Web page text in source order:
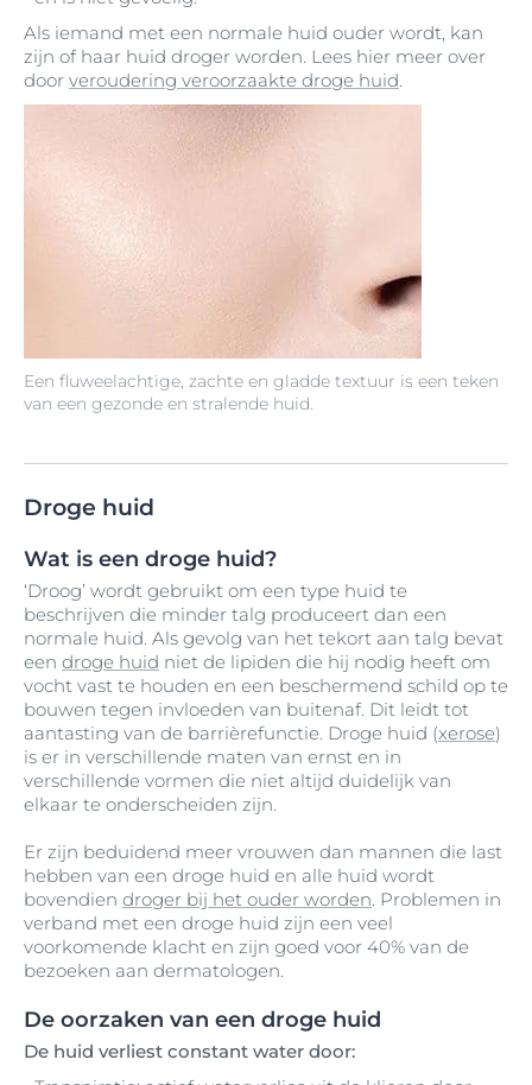
Een fluweelachtige, zachte en gladde textuur is een teken
van een gezonde en stralende huid.
Als iemand met een normale huid ouder wordt, kan
zijn of haar huid droger worden. Lees hier meer over
door veroudering veroorzaakte droge huid.
Droge huid
Wat is een droge huid?
‘Droog’ wordt gebruikt om een type huid te
beschrijven die minder talg produceert dan een
normale huid. Als gevolg van het tekort aan talg bevat
een droge huid niet de lipiden die hij nodig heeft om
vocht vast te houden en een beschermend schild op te
bouwen tegen invloeden van buitenaf. Dit leidt tot
aantasting van de barrièrefunctie. Droge huid (xerose)
is er in verschillende maten van ernst en in
verschillende vormen die niet altijd duidelijk van
elkaar te onderscheiden zijn.
Er zijn beduidend meer vrouwen dan mannen die last
hebben van een droge huid en alle huid wordt
bovendien droger bij het ouder worden. Problemen in
verband met een droge huid zijn een veel
voorkomende klacht en zijn goed voor 40% van de
bezoeken aan dermatologen.
De oorzaken van een droge huid
De huid verliest constant water door: